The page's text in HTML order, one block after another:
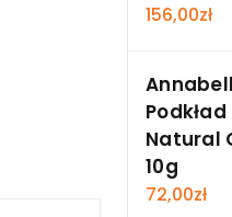
156,00zł
Natural
10g
72,00zł